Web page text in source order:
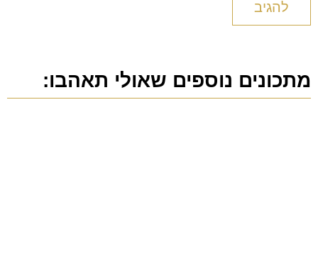
מתכונים נוספים שאולי תאהבו: